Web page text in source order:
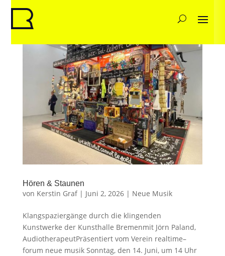
Hören & Staunen
von Kerstin Graf| Juni 2, 2026| Neue Musik
Klangspaziergänge durch die klingenden
Kunstwerke der Kunsthalle Bremenmit Jörn Paland,
AudiotherapeutPräsentiert vom Verein realtime–
forum neue musik Sonntag, den 14. Juni, um 14 Uhr